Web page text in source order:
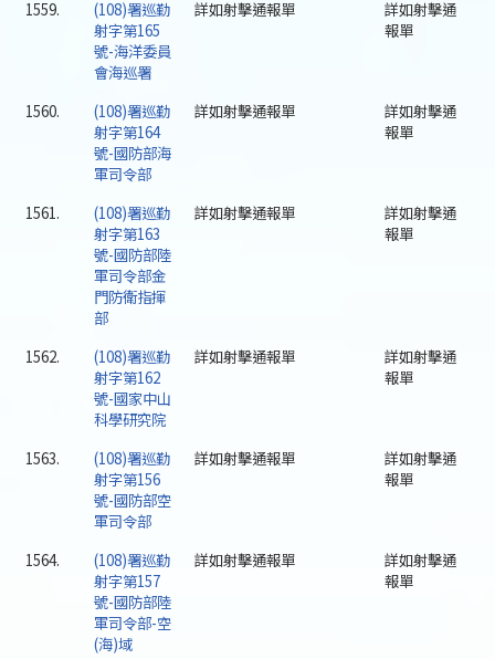
1559.
(108)署巡勤
射字第165
號-海洋委員
會海巡署
詳如射擊通報單
詳如射擊通
報單
1560.
(108)署巡勤
射字第164
號-國防部海
軍司令部
詳如射擊通報單
詳如射擊通
報單
1561.
(108)署巡勤
射字第163
號-國防部陸
軍司令部金
門防衛指揮
部
詳如射擊通報單
詳如射擊通
報單
1562.
(108)署巡勤
射字第162
號-國家中山
科學研究院
詳如射擊通報單
詳如射擊通
報單
1563.
(108)署巡勤
射字第156
號-國防部空
軍司令部
詳如射擊通報單
詳如射擊通
報單
1564.
(108)署巡勤
射字第157
號-國防部陸
軍司令部-空
(海)域
詳如射擊通報單
詳如射擊通
報單